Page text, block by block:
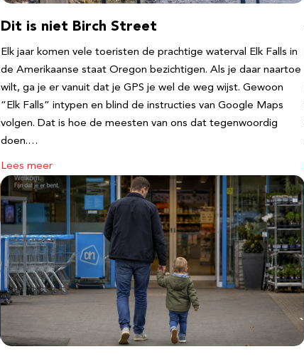
Dit is niet Birch Street
Elk jaar komen vele toeristen de prachtige waterval Elk Falls in
de Amerikaanse staat Oregon bezichtigen. Als je daar naartoe
wilt, ga je er vanuit dat je GPS je wel de weg wijst. Gewoon
“Elk Falls” intypen en blind de instructies van Google Maps
volgen. Dat is hoe de meesten van ons dat tegenwoordig
doen.…
Lees meer